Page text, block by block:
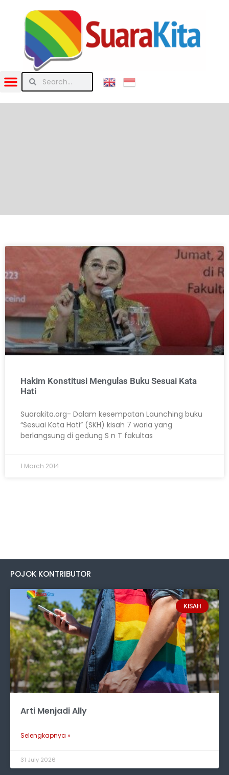
Hakim Konstitusi Mengulas Buku Sesuai Kata
Hati
Suarakita.org- Dalam kesempatan Launching buku
“Sesuai Kata Hati” (SKH) kisah 7 waria yang
berlangsung di gedung S n T fakultas
1 March 2014
POJOK KONTRIBUTOR
KISAH
Arti Menjadi Ally
Selengkapnya »
31 July 2026